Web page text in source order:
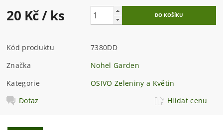
20 Kč/ ks
Kód produktu
7380DD
Značka
Nohel Garden
Kategorie
OSIVO Zeleniny a Květin
Dotaz
Hlídat cenu